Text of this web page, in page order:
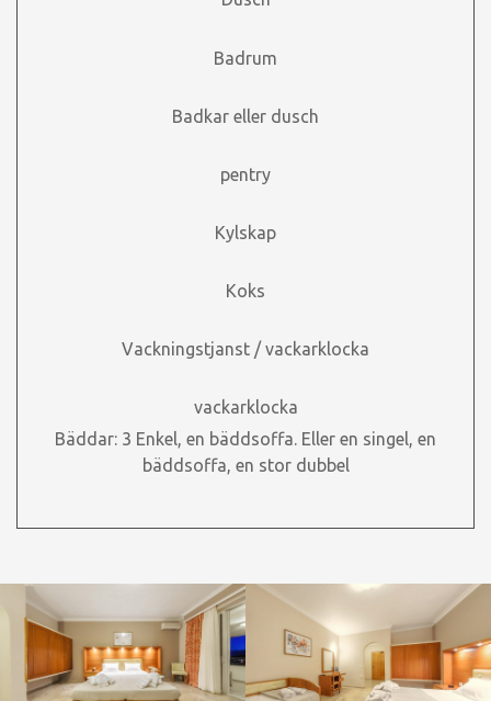
Badrum
Badkar eller dusch
pentry
Kylskap
Koks
Vackningstjanst / vackarklocka
vackarklocka
Bäddar: 3 Enkel, en bäddsoffa. Eller en singel, en
bäddsoffa, en stor dubbel